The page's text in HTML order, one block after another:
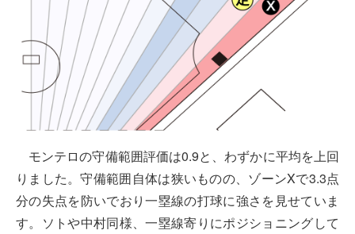
モンテロの守備範囲評価は0.9と、わずかに平均を上回
りました。守備範囲自体は狭いものの、ゾーンXで3.3点
分の失点を防いでおり一塁線の打球に強さを見せていま
す。ソトや中村同様、一塁線寄りにポジショニングして